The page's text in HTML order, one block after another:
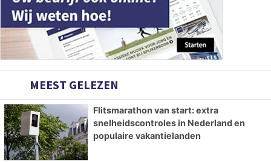
MEEST GELEZEN
Flitsmarathon van start: extra
snelheidscontroles in Nederland en
populaire vakantielanden